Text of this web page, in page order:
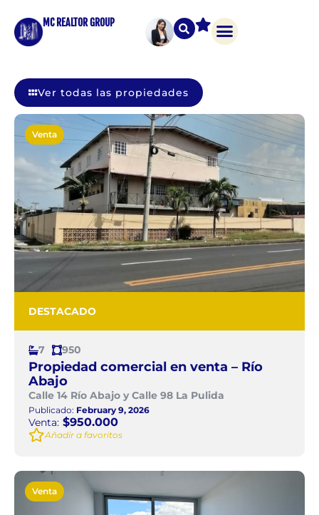
MC REALTOR GROUP
Ver todas las propiedades
Venta
DESTACADO
7 950
Propiedad comercial en venta – Río
Abajo
Calle 14 Río Abajo y Calle 98 La Pulida
Publicado: February 9, 2026
Venta: $950.000
Añadir a favoritos
Venta